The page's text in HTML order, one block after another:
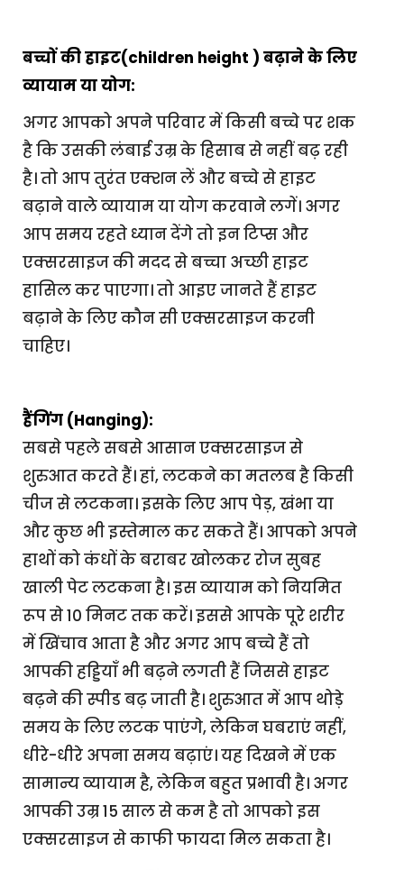
बच्चों की हाइट(children height ) बढ़ाने के लिए
व्यायाम या योग:
अगर आपको अपने परिवार में किसी बच्चे पर शक
है कि उसकी लंबाई उम्र के हिसाब से नहीं बढ़ रही
है। तो आप तुरंत एक्शन लें और बच्चे से हाइट
बढ़ाने वाले व्यायाम या योग करवाने लगें। अगर
आप समय रहते ध्यान देंगे तो इन टिप्स और
एक्सरसाइज की मदद से बच्चा अच्छी हाइट
हासिल कर पाएगा। तो आइए जानते हैं हाइट
बढ़ाने के लिए कौन सी एक्सरसाइज करनी
चाहिए।
हैंगिंग (Hanging):
सबसे पहले सबसे आसान एक्सरसाइज से
शुरुआत करते हैं। हां, लटकने का मतलब है किसी
चीज से लटकना। इसके लिए आप पेड़, खंभा या
और कुछ भी इस्तेमाल कर सकते हैं। आपको अपने
हाथों को कंधों के बराबर खोलकर रोज सुबह
खाली पेट लटकना है। इस व्यायाम को नियमित
रूप से 10 मिनट तक करें। इससे आपके पूरे शरीर
में खिंचाव आता है और अगर आप बच्चे हैं तो
आपकी हड्डियाँ भी बढ़ने लगती हैं जिससे हाइट
बढ़ने की स्पीड बढ़ जाती है। शुरुआत में आप थोड़े
समय के लिए लटक पाएंगे, लेकिन घबराएं नहीं,
धीरे-धीरे अपना समय बढ़ाएं। यह दिखने में एक
सामान्य व्यायाम है, लेकिन बहुत प्रभावी है। अगर
आपकी उम्र 15 साल से कम है तो आपको इस
एक्सरसाइज से काफी फायदा मिल सकता है।